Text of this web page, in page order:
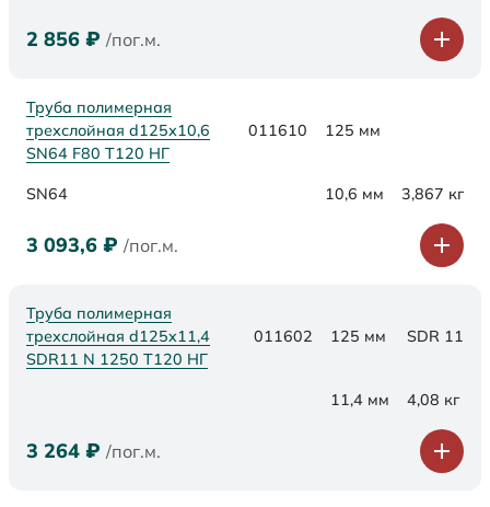
2 856 ₽ /пог.м.
Труба полимерная
трехслойная d125х10,6
SN64 F80 Т120 НГ
011610 125 мм
SN64 10,6 мм 3,867 кг
3 093,6 ₽ /пог.м.
Труба полимерная
трехслойная d125x11,4
SDR11 N 1250 Т120 НГ
011602 125 мм SDR 11
11,4 мм 4,08 кг
3 264 ₽ /пог.м.